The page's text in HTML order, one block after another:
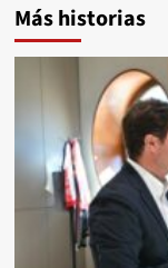
Más historias